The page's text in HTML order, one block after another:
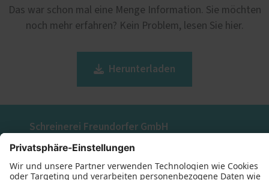
Das war schon mal eine Menge Information. Sie möchten
noch mehr erfahren? Kein Problem, lesen Sie hier.
Herunterladen
Schreinerei Freundorfer GmbH
Roggenweg 4
93092 Barbing